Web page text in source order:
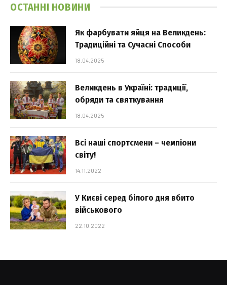
ОСТАННІ НОВИНИ
Як фарбувати яйця на Великдень:
Традиційні та Сучасні Способи
18.04.2025
Великдень в Україні: традиції,
обряди та святкування
18.04.2025
Всі наші спортсмени – чемпіони
світу!
14.11.2022
У Києві серед білого дня вбито
військового
22.10.2022